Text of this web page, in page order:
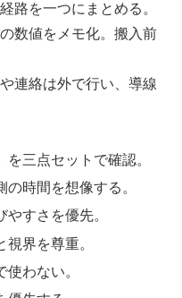
路を一つにまとめる。
の数値をメモ化。搬入前
や連絡は外で行い、導線
三点セットで確認。
時間を想像する。
すさを優先。
界を尊重。
わない。